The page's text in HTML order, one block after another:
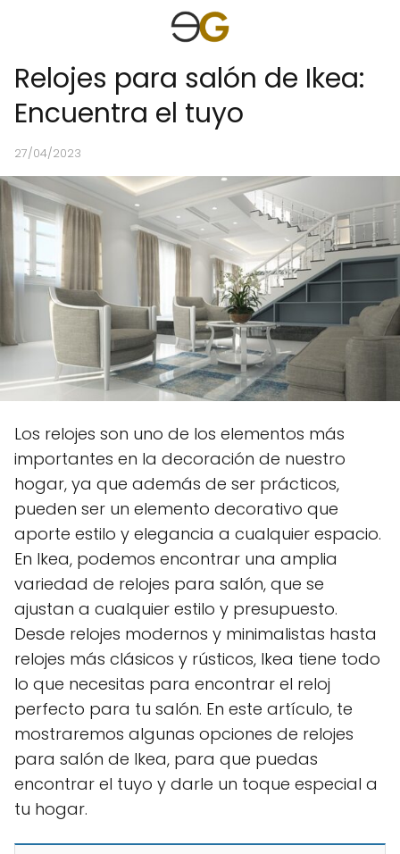
Relojes para salón de Ikea:
Encuentra el tuyo
27/04/2023
Los relojes son uno de los elementos más
importantes en la decoración de nuestro
hogar, ya que además de ser prácticos,
pueden ser un elemento decorativo que
aporte estilo y elegancia a cualquier espacio.
En Ikea, podemos encontrar una amplia
variedad de relojes para salón, que se
ajustan a cualquier estilo y presupuesto.
Desde relojes modernos y minimalistas hasta
relojes más clásicos y rústicos, Ikea tiene todo
lo que necesitas para encontrar el reloj
perfecto para tu salón. En este artículo, te
mostraremos algunas opciones de relojes
para salón de Ikea, para que puedas
encontrar el tuyo y darle un toque especial a
tu hogar.